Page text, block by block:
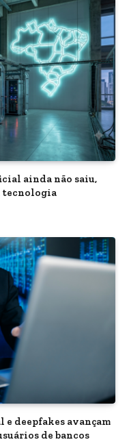
ainda não saiu,
tecnologia
deepfakes avançam
de bancos